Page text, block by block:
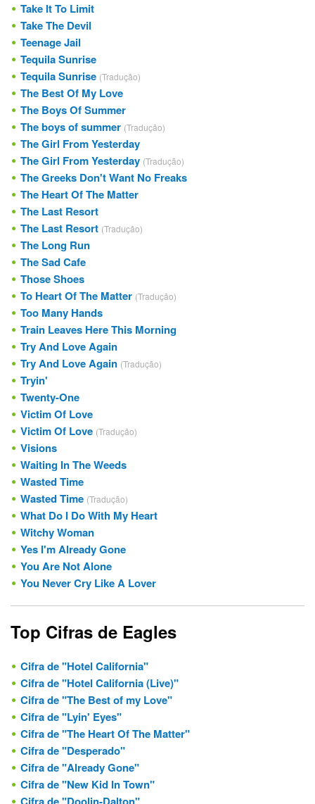
Take It To Limit
Take The Devil
Teenage Jail
Tequila Sunrise
Tequila Sunrise (Tradução)
The Best Of My Love
The Boys Of Summer
The boys of summer (Tradução)
The Girl From Yesterday
The Girl From Yesterday (Tradução)
The Greeks Don't Want No Freaks
The Heart Of The Matter
The Last Resort
The Last Resort (Tradução)
The Long Run
The Sad Cafe
Those Shoes
To Heart Of The Matter (Tradução)
Too Many Hands
Train Leaves Here This Morning
Try And Love Again
Try And Love Again (Tradução)
Tryin'
Twenty-One
Victim Of Love
Victim Of Love (Tradução)
Visions
Waiting In The Weeds
Wasted Time
Wasted Time (Tradução)
What Do I Do With My Heart
Witchy Woman
Yes I'm Already Gone
You Are Not Alone
You Never Cry Like A Lover
Top Cifras de Eagles
Cifra de "Hotel California"
Cifra de "Hotel California (Live)"
Cifra de "The Best of my Love"
Cifra de "Lyin' Eyes"
Cifra de "The Heart Of The Matter"
Cifra de "Desperado"
Cifra de "Already Gone"
Cifra de "New Kid In Town"